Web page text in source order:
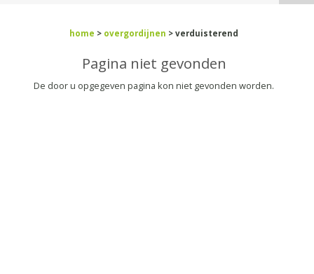
home > overgordijnen > verduisterend
Pagina niet gevonden
De door u opgegeven pagina kon niet gevonden worden.